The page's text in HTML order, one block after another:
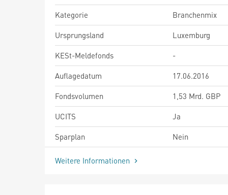
Kategorie
Branchenmix
Ursprungsland
Luxemburg
KESt-Meldefonds
-
Auflagedatum
17.06.2016
Fondsvolumen
1,53 Mrd. GBP
UCITS
Ja
Sparplan
Nein
Weitere Informationen